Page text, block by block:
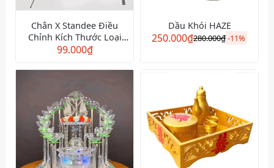
Chân X Standee Điều
Chỉnh Kích Thước Loại
Tôt (Tăng Đơ)
99.000₫
Dầu Khói HAZE
250.000₫280.000₫-11%